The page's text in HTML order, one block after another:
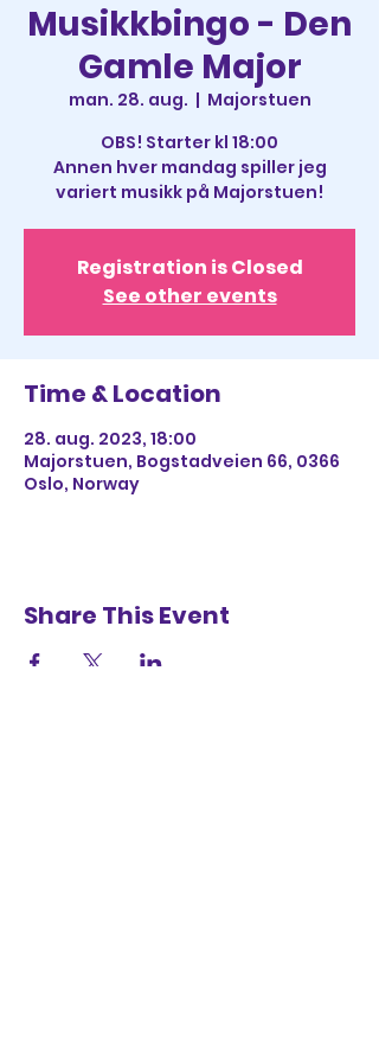
Musikkbingo - Den
Gamle Major
man. 28. aug.
  |
Majorstuen
OBS! Starter kl 18:00
Annen hver mandag spiller jeg
variert musikk på Majorstuen!
Registration is Closed
See other events
Time & Location
28. aug. 2023, 18:00
Majorstuen, Bogstadveien 66, 0366
Oslo, Norway
Share This Event